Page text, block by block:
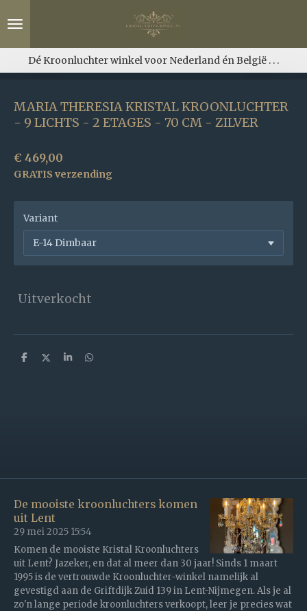
direct
hoofdinhoud
Dé Kroonluchter winkel voor Nederland én België . . .
MARIA THERESIA KRISTAL KROONLUCHTER
- 9 LICHTS - 2 ETAGES - 70 CM - ZILVER
€ 469,00
GRATIS verzending
Variant
Uitverkocht
D
D
S
D
De mooiste kroonluchters komen
uit Lent
29 mei 2025 15:54
Komen de mooiste Kristal Kroonluchters
uit Lent? Jazeker, en dat al meer dan 30 jaar! Sinds 1 maart
1995 is de vertrouwde Kroonluchter-winkel namelijk al
gevestigd aan de Griftdijk Zuid 139 in Lent-Nijmegen. Als je al
zo'n lange periode kroonluchters verkoopt, leer je precies wat